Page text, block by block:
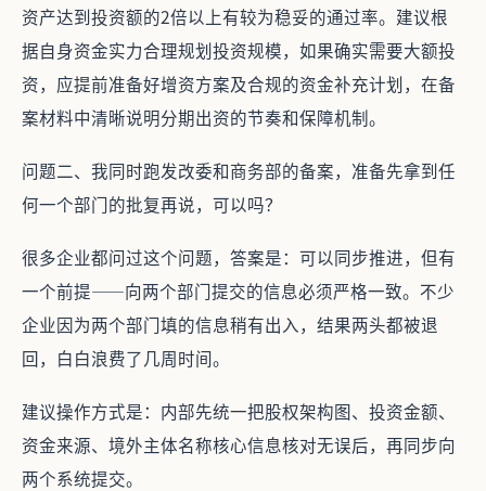
资产达到投资额的2倍以上有较为稳妥的通过率。建议根
据自身资金实力合理规划投资规模，如果确实需要大额投
资，应提前准备好增资方案及合规的资金补充计划，在备
案材料中清晰说明分期出资的节奏和保障机制。
问题二、我同时跑发改委和商务部的备案，准备先拿到任
何一个部门的批复再说，可以吗？
很多企业都问过这个问题，答案是：可以同步推进，但有
一个前提——向两个部门提交的信息必须严格一致。不少
企业因为两个部门填的信息稍有出入，结果两头都被退
回，白白浪费了几周时间。
建议操作方式是：内部先统一把股权架构图、投资金额、
资金来源、境外主体名称核心信息核对无误后，再同步向
两个系统提交。